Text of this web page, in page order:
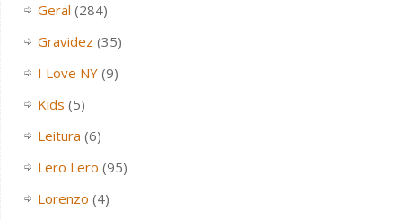
Geral (284)
Gravidez (35)
I Love NY(9)
Kids (5)
Leitura (6)
Lero Lero (95)
Lorenzo (4)